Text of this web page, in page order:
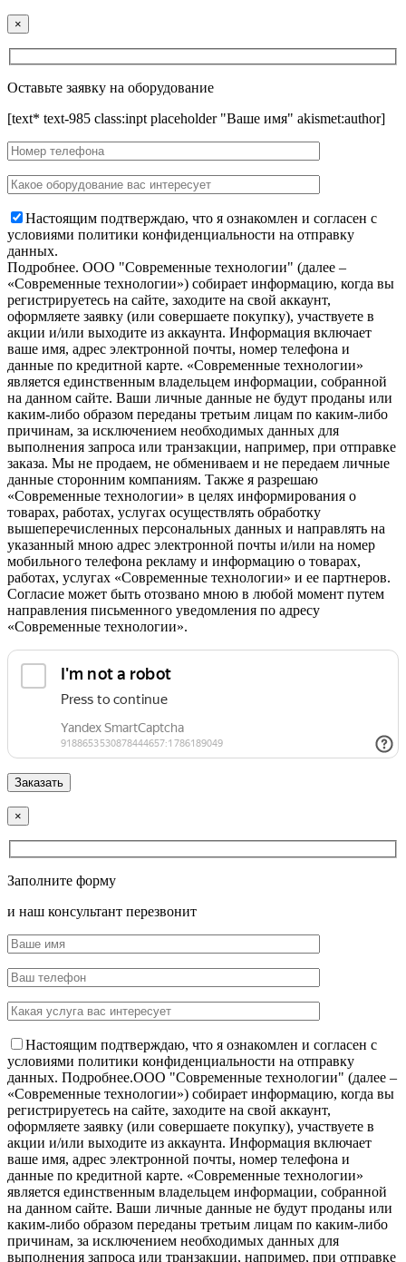
×
Оставьте заявку на оборудование
[text* text-985 class:inpt placeholder "Ваше имя" akismet:author]
Настоящим подтверждаю, что я ознакомлен и согласен с
условиями политики конфиденциальности на отправку
данных.
Подробнее. OOO "Современные технологии" (далее –
«Современные технологии») собирает информацию, когда вы
регистрируетесь на сайте, заходите на свой аккаунт,
оформляете заявку (или совершаете покупку), участвуете в
акции и/или выходите из аккаунта. Информация включает
ваше имя, адрес электронной почты, номер телефона и
данные по кредитной карте. «Современные технологии»
является единственным владельцем информации, собранной
на данном сайте. Ваши личные данные не будут проданы или
каким-либо образом переданы третьим лицам по каким-либо
причинам, за исключением необходимых данных для
выполнения запроса или транзакции, например, при отправке
заказа. Мы не продаем, не обмениваем и не передаем личные
данные сторонним компаниям. Также я разрешаю
«Современные технологии» в целях информирования о
товарах, работах, услугах осуществлять обработку
вышеперечисленных персональных данных и направлять на
указанный мною адрес электронной почты и/или на номер
мобильного телефона рекламу и информацию о товарах,
работах, услугах «Современные технологии» и ее партнеров.
Согласие может быть отозвано мною в любой момент путем
направления письменного уведомления по адресу
«Современные технологии».
×
Заполните форму
и наш консультант перезвонит
Настоящим подтверждаю, что я ознакомлен и согласен с
условиями политики конфиденциальности на отправку
данных. Подробнее.OOO "Современные технологии" (далее –
«Современные технологии») собирает информацию, когда вы
регистрируетесь на сайте, заходите на свой аккаунт,
оформляете заявку (или совершаете покупку), участвуете в
акции и/или выходите из аккаунта. Информация включает
ваше имя, адрес электронной почты, номер телефона и
данные по кредитной карте. «Современные технологии»
является единственным владельцем информации, собранной
на данном сайте. Ваши личные данные не будут проданы или
каким-либо образом переданы третьим лицам по каким-либо
причинам, за исключением необходимых данных для
выполнения запроса или транзакции, например, при отправке